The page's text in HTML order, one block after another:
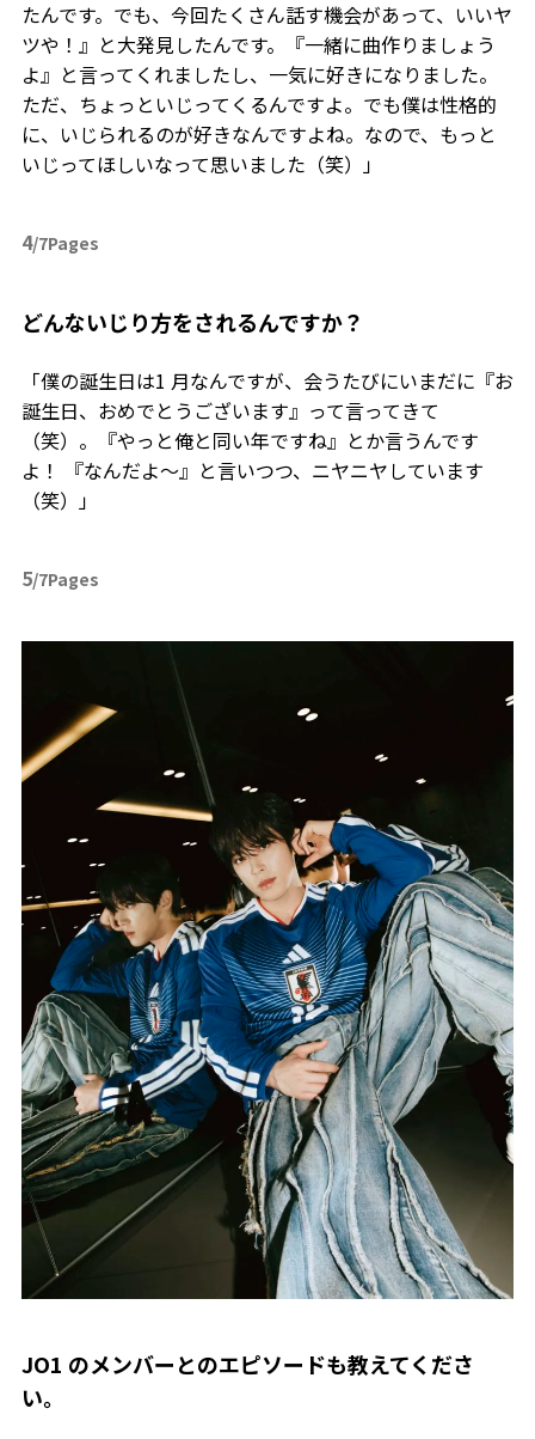
たんです。でも、今回たくさん話す機会があって、いいヤ
ツや！』と大発見したんです。『一緒に曲作りましょう
よ』と言ってくれましたし、一気に好きになりました。
ただ、ちょっといじってくるんですよ。でも僕は性格的
に、いじられるのが好きなんですよね。なので、もっと
いじってほしいなって思いました（笑）」
4/7Pages
――どんないじり方をされるんですか？
「僕の誕生日は1 月なんですが、会うたびにいまだに『お
誕生日、おめでとうございます』って言ってきて
（笑）。『やっと俺と同い年ですね』とか言うんです
よ！ 『なんだよ～』と言いつつ、ニヤニヤしています
（笑）」
5/7Pages
――JO1 のメンバーとのエピソードも教えてくださ
い。